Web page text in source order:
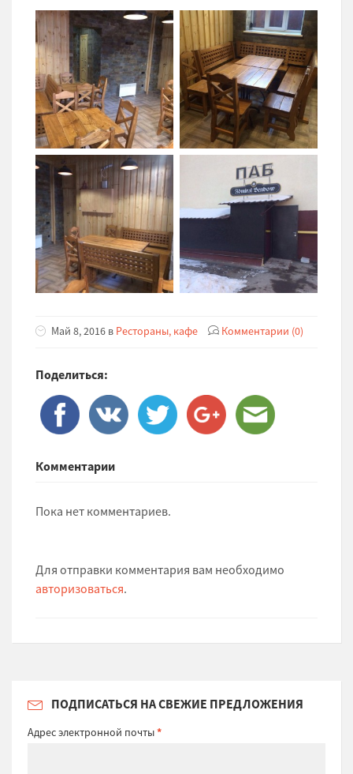
Май 8, 2016 в Рестораны, кафе Комментарии (0)
Поделиться:
Комментарии
Пока нет комментариев.
Для отправки комментария вам необходимо
авторизоваться.
ПОДПИСАТЬСЯ НА СВЕЖИЕ ПРЕДЛОЖЕНИЯ
Адрес электронной почты*